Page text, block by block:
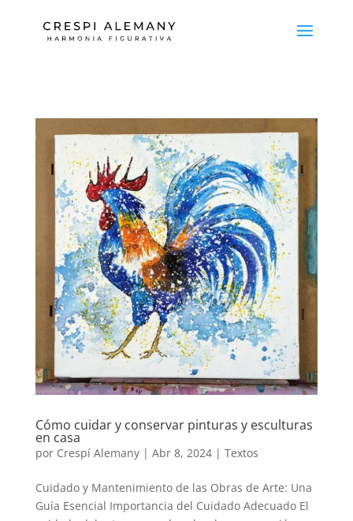
Cómo cuidar y conservar pinturas y esculturas
en casa
por Crespí Alemany| Abr 8, 2024| Textos
Cuidado y Mantenimiento de las Obras de Arte: Una
Guía Esencial Importancia del Cuidado Adecuado El